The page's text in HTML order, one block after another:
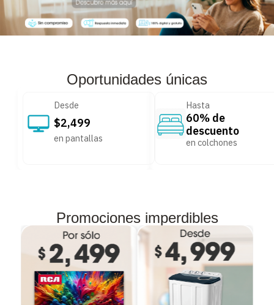
Oportunidades únicas
Desde
$2,499
en pantallas
Hasta
60% de
descuento
en colchones
Promociones imperdibles